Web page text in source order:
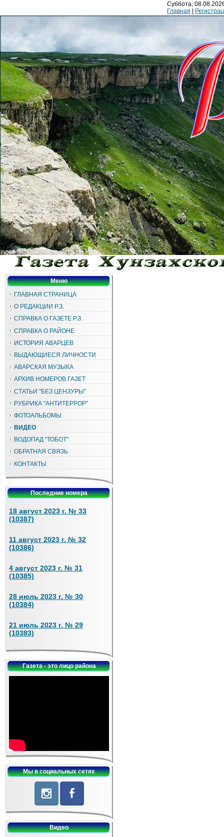
Суббота,
Главная
Меню
ГЛАВНАЯ СТРАНИЦА
О РЕДАКЦИИ Р.З.
СПРАВКА О ГАЗЕТЕ Р.З.
СПРАВКА О РАЙОНЕ
ИСТОРИЯ АВАРЦЕВ
ВЫДАЮЩИЕСЯ ЛИЧНОСТИ
АВАРСКАЯ МУЗЫКА
АРХИВ НОМЕРОВ ГАЗЕТ
СТАТЬИ "БЕЗ ЦЕНЗУРЫ"
РУБРИКА "АНТИТЕРРОР"
ФОТОАЛЬБОМЫ
ВИДЕО
ВОДОПАД "ТОБОТ"
ОБРАТНАЯ СВЯЗЬ
КОНТАКТЫ
Последние номера
18 август 2023 г. № 33
(10387)
11 август 2023 г. № 32
(10386)
4 август 2023 г. № 31
(10385)
28 июль 2023 г. № 30
(10384)
21 июль 2023 г. № 29
(10383)
Газета - это лицо района
Мы в социальных сетях
Видео